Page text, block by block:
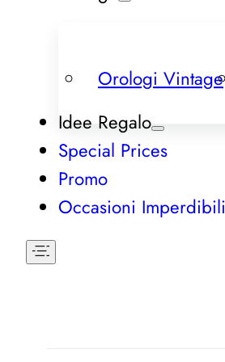
Orologi Vintage
Idee Regalo
Special Prices
Promo
Occasioni Imperdibili